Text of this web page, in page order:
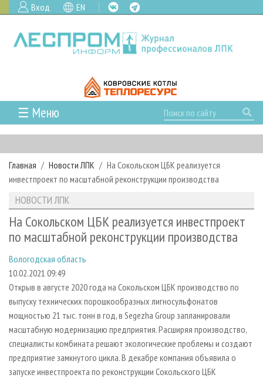
Вход EN
☰ Меню
ГЛАВНАЯ
РУБРИКИ И ТЕМЫ
РУБРИКИ ЖУРНАЛА
ЛЕСОЗАГОТОВКА
ЛЕСОПИЛЕНИЕ
СУШКА ДРЕВЕСИНЫ
ПРОИЗВОДСТВО ДРЕВЕСНЫХ ПЛИТ
ДЕРЕВЯННОЕ ДОМОСТРОЕНИЕ
ПРОИЗВОДСТВО МЕБЕЛИ
БИОЭНЕРГЕТИКА
ЦБП
НОВОСТИ
НОВОСТИ ЛПК
НОВОСТИ ЖУРНАЛА
ПРОЕКТЫ ЛПИ
АНАЛИТИКА
ПРЕДПРИЯТИЯ ЛПК
ПЕРСОНЫ
МОБИЛЬНЫЕ ВЫСТАВКИ
ОФИЦИАЛЬНЫЕ ДЕЛЕГАЦИИ
ПРИОРИТЕТНЫЕ ИНВЕСТПРОЕКТЫ
RUSSIAN FORESTRY REVIEW
ГАЗЕТА ЛЕСПРОМФОРУМ
АРХИВ
АРХИВ ЖУРНАЛОВ
О ЖУРНАЛЕ
ПОДПИСКА
КОНТАКТЫ
РЕКЛАМОДАТЕЛЯМ
РЕКЛАМА
РЕКЛАМА НА САЙТЕ
Главная Новости ЛПК
На Сокольском ЦБК реализуется
инвестпроект по масштабной реконструкции производства
НОВОСТИ ЛПК
На Сокольском ЦБК реализуется инвестпроект
по масштабной реконструкции производства
Вологодская область
10.02.2021 09:49
Открыв в августе 2020 года на Сокольском ЦБК производство по
выпуску технических порошкообразных лигносульфонатов
мощностью 21 тыс. тонн в год, в Segezha Group запланировали
масштабную модернизацию предприятия. Расширяя производство,
специалисты комбината решают экологические проблемы и создают
предприятие замкнутого цикла. В декабре компания объявила о
запуске инвестпроекта по реконструкции Сокольского ЦБК